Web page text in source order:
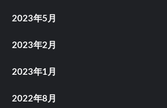
2023年5月
2023年2月
2023年1月
2022年8月